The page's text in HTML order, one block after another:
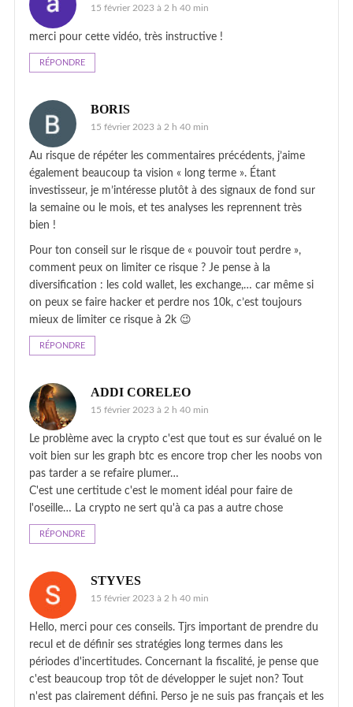
15 février 2023 à 2 h 40 min
merci pour cette vidéo, très instructive !
RÉPONDRE
BORIS
15 février 2023 à 2 h 40 min
Au risque de répéter les commentaires précédents, j’aime
également beaucoup ta vision « long terme ». Étant
investisseur, je m’intéresse plutôt à des signaux de fond sur
la semaine ou le mois, et tes analyses les reprennent très
bien !
Pour ton conseil sur le risque de « pouvoir tout perdre »,
comment peux on limiter ce risque ? Je pense à la
diversification : les cold wallet, les exchange,… car même si
on peux se faire hacker et perdre nos 10k, c’est toujours
mieux de limiter ce risque à 2k 😉
RÉPONDRE
ADDI CORELEO
15 février 2023 à 2 h 40 min
Le problème avec la crypto c'est que tout es sur évalué on le
voit bien sur les graph btc es encore trop cher les noobs von
pas tarder a se refaire plumer…
C'est une certitude c'est le moment idéal pour faire de
l'oseille… La crypto ne sert qu'à ca pas a autre chose
RÉPONDRE
STYVES
15 février 2023 à 2 h 40 min
Hello, merci pour ces conseils. Tjrs important de prendre du
recul et de définir ses stratégies long termes dans les
périodes d'incertitudes. Concernant la fiscalité, je pense que
c'est beaucoup trop tôt de développer le sujet non? Tout
n'est pas clairement défini. Perso je ne suis pas français et les